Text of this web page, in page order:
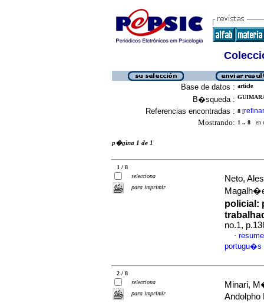
Base de datos : article
B�squeda :
Referencias encontradas : 8 [refinar
Mostrando: 1 .. 8 en
p�gina 1 de 1
1 / 8
selecciona
para imprimir
Neto,
policial :
no.1,
·
portugu�s
2 / 8
selecciona
para imprimir
Minari,